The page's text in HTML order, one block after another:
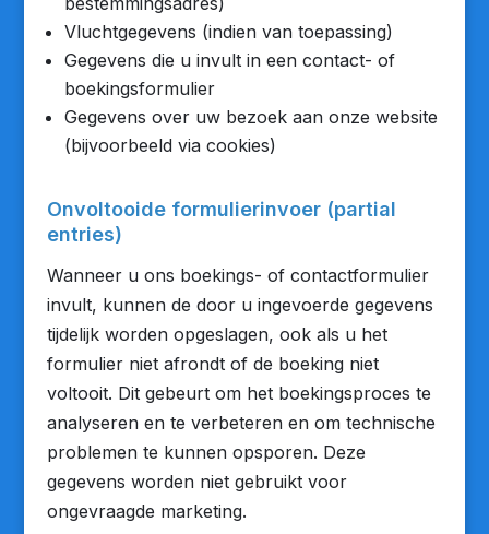
Vluchtgegevens (indien van toepassing)
Gegevens die u invult in een contact- of
boekingsformulier
Gegevens over uw bezoek aan onze website
(bijvoorbeeld via cookies)
Onvoltooide formulierinvoer (partial
entries)
Wanneer u ons boekings- of contactformulier
invult, kunnen de door u ingevoerde gegevens
tijdelijk worden opgeslagen, ook als u het
formulier niet afrondt of de boeking niet
voltooit. Dit gebeurt om het boekingsproces te
analyseren en te verbeteren en om technische
problemen te kunnen opsporen. Deze
gegevens worden niet gebruikt voor
ongevraagde marketing.